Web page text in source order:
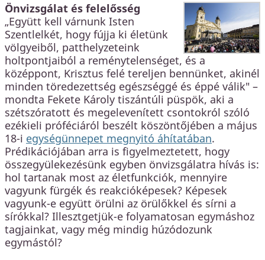
Önvizsgálat és felelősség
„Együtt kell várnunk Isten
Szentlelkét, hogy fújja ki életünk
völgyeiből, patthelyzeteink
holtpontjaiból a reménytelenséget, és a
középpont, Krisztus felé tereljen bennünket, akinél
minden töredezettség egészséggé és éppé válik" –
mondta Fekete Károly tiszántúli püspök, aki a
szétszóratott és megelevenített csontokról szóló
ezékieli próféciáról beszélt köszöntőjében a május
18-i egységünnepet megnyitó áhítatában.
Prédikációjában arra is figyelmeztetett, hogy
összegyülekezésünk egyben önvizsgálatra hívás is:
hol tartanak most az életfunkciók, mennyire
vagyunk fürgék és reakcióképesek? Képesek
vagyunk-e együtt örülni az örülőkkel és sírni a
sírókkal? Illesztgetjük-e folyamatosan egymáshoz
tagjainkat, vagy még mindig húzódozunk
egymástól?